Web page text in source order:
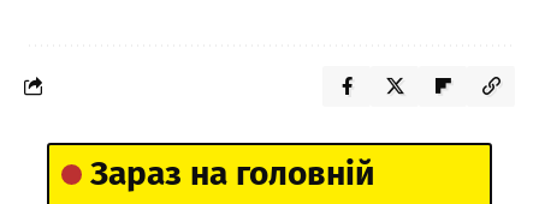
Зараз на головній